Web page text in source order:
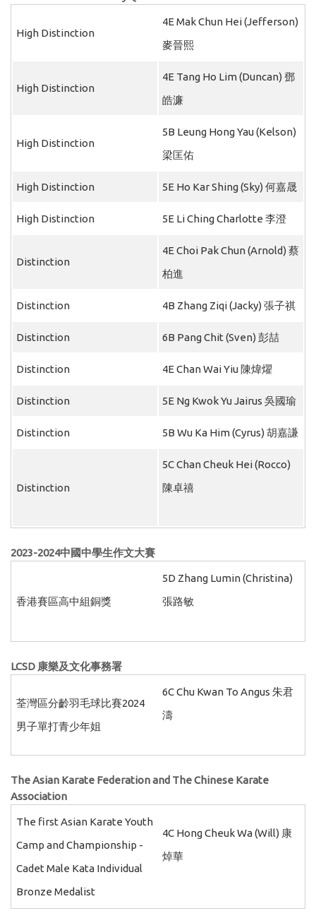
High Distinction
4E Mak Chun Hei (Jefferson)
麥晉熙
High Distinction
4E Tang Ho Lim (Duncan) 鄧
皓濂
High Distinction
5B Leung Hong Yau (Kelson)
梁匡佑
High Distinction 5E Ho Kar Shing (Sky) 何嘉晟
High Distinction 5E Li Ching Charlotte 李澄
Distinction
4E Choi Pak Chun (Arnold) 蔡
柏進
Distinction 4B Zhang Ziqi (Jacky) 張子祺
Distinction 6B Pang Chit (Sven) 彭喆
Distinction 4E Chan Wai Yiu 陳煒燿
Distinction 5E Ng Kwok Yu Jairus 吳國瑜
Distinction 5B Wu Ka Him (Cyrus) 胡嘉謙
Distinction
5C Chan Cheuk Hei (Rocco)
陳卓禧
2023-2024中國中學生作文大賽
香港賽區高中組銅獎
5D Zhang Lumin (Christina)
張路敏
LCSD 康樂及文化事務署
荃灣區分齡羽毛球比賽2024
男子單打青少年姐
6C Chu Kwan To Angus 朱君
濤
The Asian Karate Federation and The Chinese Karate
Association
The first Asian Karate Youth
Camp and Championship -
Cadet Male Kata Individual
Bronze Medalist
4C Hong Cheuk Wa (Will) 康
焯華